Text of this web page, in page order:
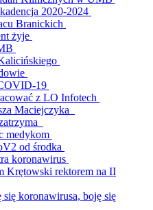
2020-2024
Branickich
żyje
19
z LO Infotech
Maciejczyka
medykom
od środka
koronawirus
Krętowski rektorem na II
koronawirusa, boję się